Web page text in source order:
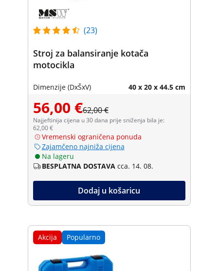
(23)
Stroj za balansiranje kotača
motocikla
Dimenzije (DxŠxV) 40 x 20 x 44.5 cm
56,00 €62,00 €
Najjeftinija cijena u 30 dana prije sniženja bila je:
62,00 €
Vremenski ograničena ponuda
Zajamčeno najniža cijena
Na lageru
BESPLATNA DOSTAVA cca. 14. 08.
Dodaj u košaricu
Akcija Popularno